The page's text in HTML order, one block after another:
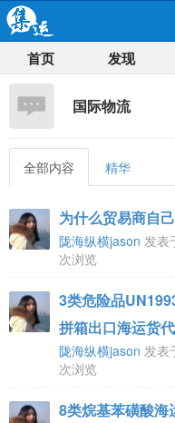
首页 发现
国际物流
全部内容 精华
为什么贸易商自
陇海纵横jason 发表
次浏览
3类危险品
拼箱出口海运货代
陇海纵横jason 发表
次浏览
8类烷基苯磺酸海